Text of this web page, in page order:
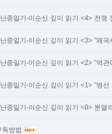
중일기-이순신 깊이 읽기 <0> 분
방법